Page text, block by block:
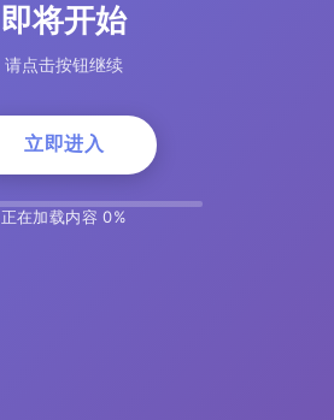
即将开始
请点击按钮继续
立即进入
正在加载内容 5%